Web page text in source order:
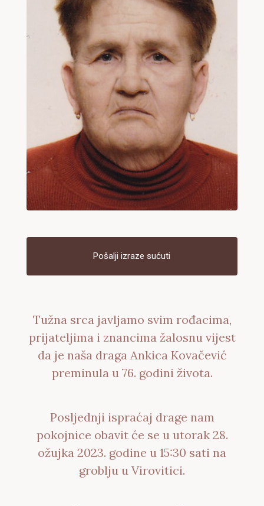
Pošalji izraze sućuti
Tužna srca javljamo svim rođacima,
prijateljima i znancima žalosnu vijest
da je naša draga Ankica Kovačević
preminula u 76. godini života.
Posljednji ispraćaj drage nam
pokojnice obavit će se u utorak 28.
ožujka 2023. godine u 15:30 sati na
groblju u Virovitici.